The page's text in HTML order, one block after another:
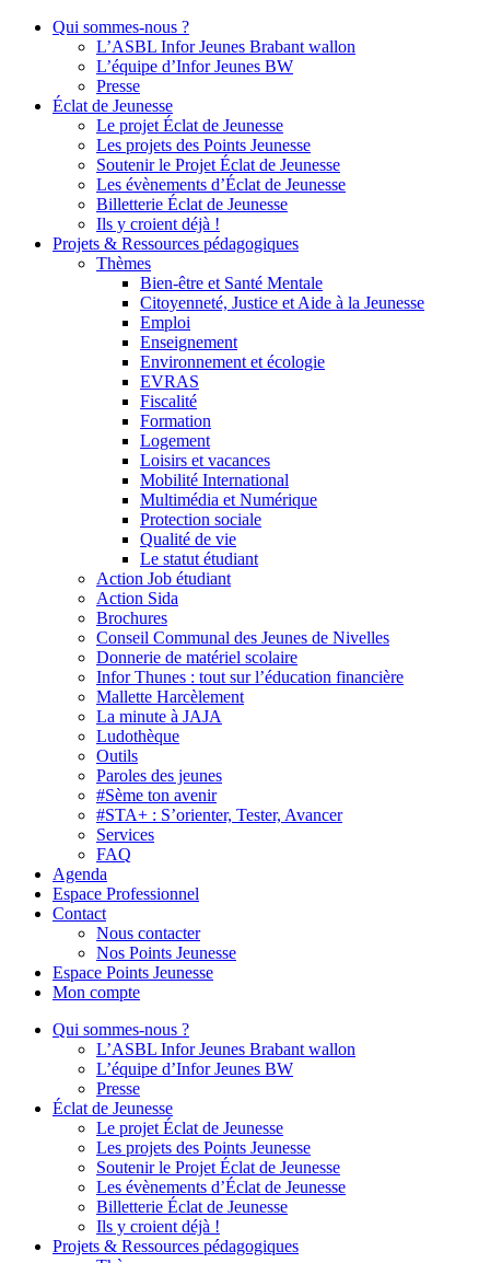
Qui sommes-nous ?
L’ASBL Infor Jeunes Brabant wallon
L’équipe d’Infor Jeunes BW
Presse
Éclat de Jeunesse
Le projet Éclat de Jeunesse
Les projets des Points Jeunesse
Soutenir le Projet Éclat de Jeunesse
Les évènements d’Éclat de Jeunesse
Billetterie Éclat de Jeunesse
Ils y croient déjà !
Projets & Ressources pédagogiques
Thèmes
Bien-être et Santé Mentale
Citoyenneté, Justice et Aide à la Jeunesse
Emploi
Enseignement
Environnement et écologie
EVRAS
Fiscalité
Formation
Logement
Loisirs et vacances
Mobilité International
Multimédia et Numérique
Protection sociale
Qualité de vie
Le statut étudiant
Action Job étudiant
Action Sida
Brochures
Conseil Communal des Jeunes de Nivelles
Donnerie de matériel scolaire
Infor Thunes : tout sur l’éducation financière
Mallette Harcèlement
La minute à JAJA
Ludothèque
Outils
Paroles des jeunes
#Sème ton avenir
#STA+ : S’orienter, Tester, Avancer
Services
FAQ
Agenda
Espace Professionnel
Contact
Nous contacter
Nos Points Jeunesse
Espace Points Jeunesse
Mon compte
Qui sommes-nous ?
L’ASBL Infor Jeunes Brabant wallon
L’équipe d’Infor Jeunes BW
Presse
Éclat de Jeunesse
Le projet Éclat de Jeunesse
Les projets des Points Jeunesse
Soutenir le Projet Éclat de Jeunesse
Les évènements d’Éclat de Jeunesse
Billetterie Éclat de Jeunesse
Ils y croient déjà !
Projets & Ressources pédagogiques